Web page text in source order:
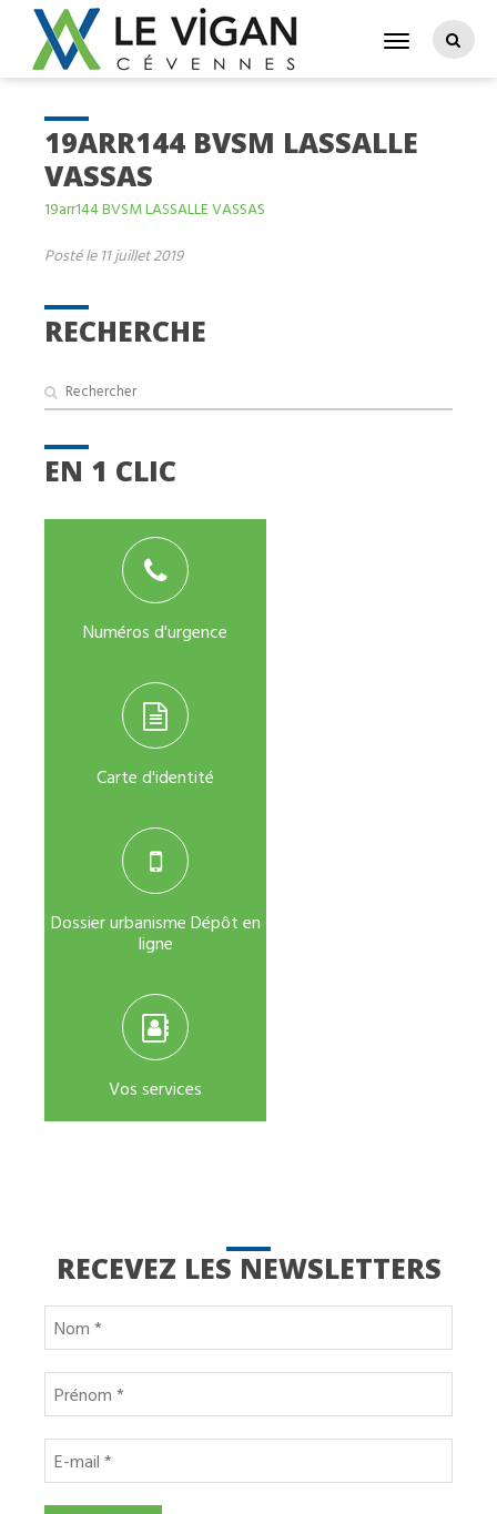
RECHERCHE
EN 1 CLIC
Numéros d'urgence
Carte d'identité
Dossier urbanisme Dépôt en
ligne
Vos services
19ARR144 BVSM LASSALLE
VASSAS
19arr144 BVSM LASSALLE VASSAS
Posté le 11 juillet 2019
RECEVEZ LES NEWSLETTERS